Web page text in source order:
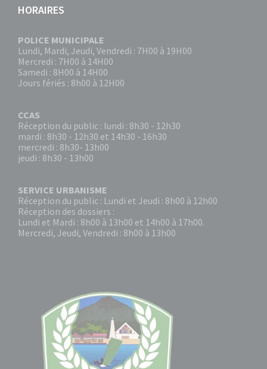
HORAIRES
POLICE MUNICIPALE
Lundi, Mardi, Jeudi, Vendredi : 7H00 à 19H00
Mercredi : 7H00 à 14H00
Samedi : 8H00 à 14H00
Jours fériés : 8h00 à 12H00
CCAS
Réception du public : lundi : 8h30 - 12h30
mardi : 8h30 - 12h30 et 14h30 - 16h30
mercredi : 8h30- 13h00
jeudi : 8h30 - 13h00
SERVICE URBANISME
Réception du public : Lundi et Jeudi : 8h00 à 12h00
Réception des dossiers :
Lundi et Mardi : 8h00 à 13h00 et 14h00 à 17h00.
Mercredi, Jeudi, Vendredi : 8h00 à 13h00